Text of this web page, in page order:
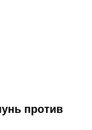
против